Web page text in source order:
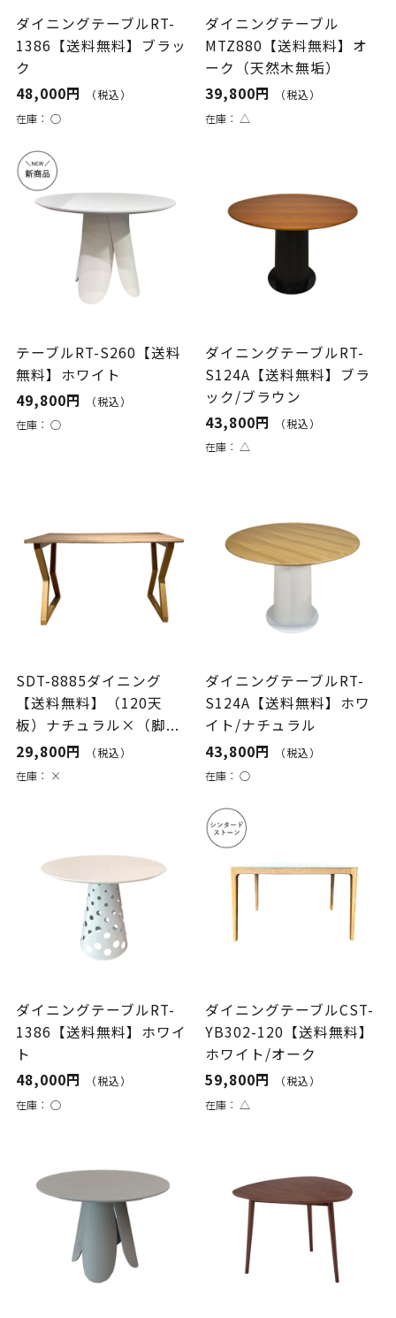
ダイニングテーブルRT-
1386【送料無料】ブラッ
ク
48,000円
（税込）
在庫： ○
ダイニングテーブル
MTZ880【送料無料】オ
ーク（天然木無垢）
39,800円
（税込）
在庫： △
テーブルRT-S260【送料
無料】ホワイト
49,800円
（税込）
在庫： ○
ダイニングテーブルRT-
S124A【送料無料】ブラ
ック/ブラウン
43,800円
（税込）
在庫：△
SDT-8885ダイニング
【送料無料】（120天
板）ナチュラル×（脚...
29,800円
（税込）
在庫： ×
ダイニングテーブルRT-
S124A【送料無料】ホワ
イト/ナチュラル
43,800円
（税込）
在庫：○
ダイニングテーブルRT-
1386【送料無料】ホワイ
ト
48,000円
（税込）
在庫： ○
ダイニングテーブルCST-
YB302-120【送料無料】
ホワイト/オーク
59,800円
（税込）
在庫： △